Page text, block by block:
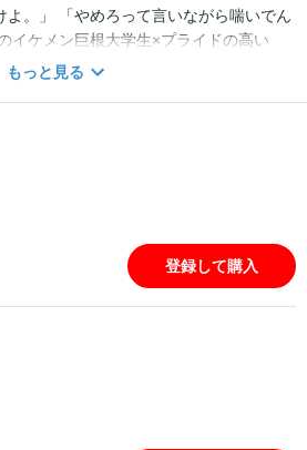
よ。」 「やめろって言いながら喘いでん
イケメン巨根大学生×プライドの高い
ホスト兼デリヘルボーイのアサヒは、愛
部屋に訪問したら、出迎えたのは背の高
なるみ）だった。 鳴海は悪友達との罰ゲ
だ。 礼儀を知らない生意気な鳴海にカ
うとしたが、この男、巨根すぎる…!?!?
弄される、 互いに一歩も譲らないセッ
電子書籍版『BABY vol.58』にも掲載
気をつけください。
もっと見る
登録して購入